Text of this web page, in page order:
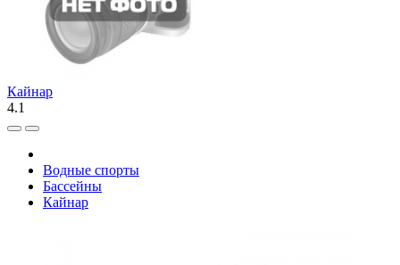
Кайнар
4.1
Водные спорты
Бассейны
Кайнар